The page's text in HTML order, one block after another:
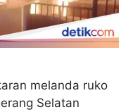
melanda ruko
Selatan